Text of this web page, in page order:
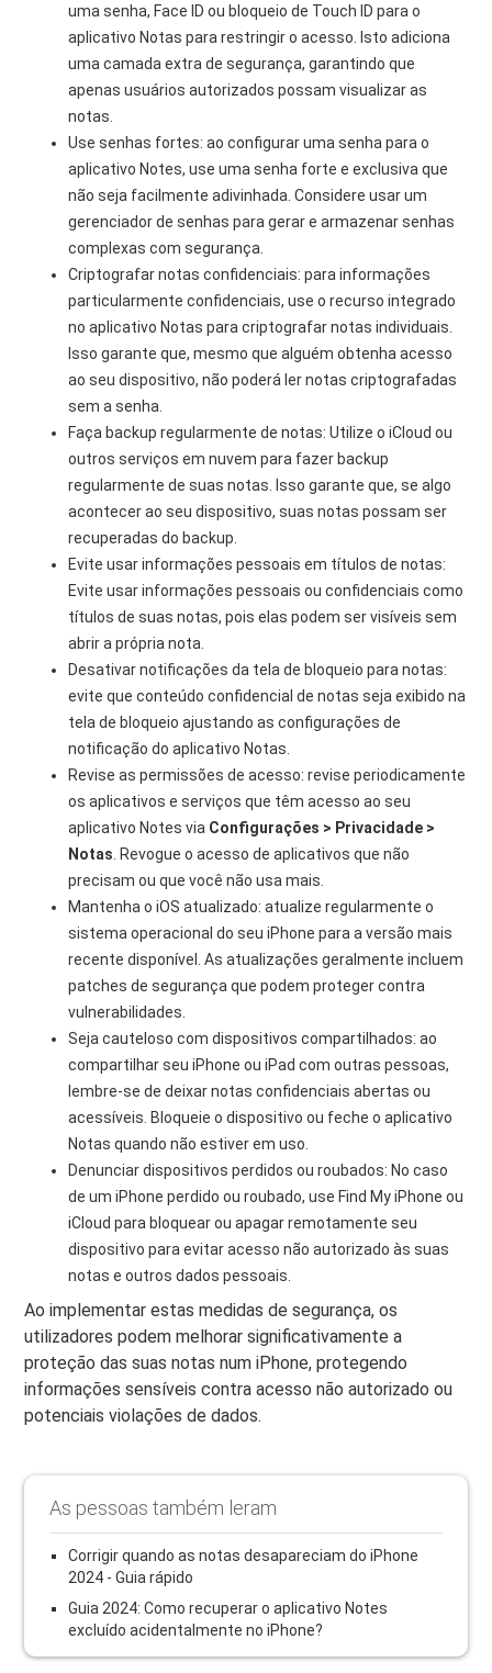
uma senha, Face ID ou bloqueio de Touch ID para o
aplicativo Notas para restringir o acesso. Isto adiciona
uma camada extra de segurança, garantindo que
apenas usuários autorizados possam visualizar as
notas.
Use senhas fortes: ao configurar uma senha para o
aplicativo Notes, use uma senha forte e exclusiva que
não seja facilmente adivinhada. Considere usar um
gerenciador de senhas para gerar e armazenar senhas
complexas com segurança.
Criptografar notas confidenciais: para informações
particularmente confidenciais, use o recurso integrado
no aplicativo Notas para criptografar notas individuais.
Isso garante que, mesmo que alguém obtenha acesso
ao seu dispositivo, não poderá ler notas criptografadas
sem a senha.
Faça backup regularmente de notas: Utilize o iCloud ou
outros serviços em nuvem para fazer backup
regularmente de suas notas. Isso garante que, se algo
acontecer ao seu dispositivo, suas notas possam ser
recuperadas do backup.
Evite usar informações pessoais em títulos de notas:
Evite usar informações pessoais ou confidenciais como
títulos de suas notas, pois elas podem ser visíveis sem
abrir a própria nota.
Desativar notificações da tela de bloqueio para notas:
evite que conteúdo confidencial de notas seja exibido na
tela de bloqueio ajustando as configurações de
notificação do aplicativo Notas.
Revise as permissões de acesso: revise periodicamente
os aplicativos e serviços que têm acesso ao seu
aplicativo Notes via Configurações > Privacidade >
Notas . Revogue o acesso de aplicativos que não
precisam ou que você não usa mais.
Mantenha o iOS atualizado: atualize regularmente o
sistema operacional do seu iPhone para a versão mais
recente disponível. As atualizações geralmente incluem
patches de segurança que podem proteger contra
vulnerabilidades.
Seja cauteloso com dispositivos compartilhados: ao
compartilhar seu iPhone ou iPad com outras pessoas,
lembre-se de deixar notas confidenciais abertas ou
acessíveis. Bloqueie o dispositivo ou feche o aplicativo
Notas quando não estiver em uso.
Denunciar dispositivos perdidos ou roubados: No caso
de um iPhone perdido ou roubado, use Find My iPhone ou
iCloud para bloquear ou apagar remotamente seu
dispositivo para evitar acesso não autorizado às suas
notas e outros dados pessoais.
Ao implementar estas medidas de segurança, os
utilizadores podem melhorar significativamente a
proteção das suas notas num iPhone, protegendo
informações sensíveis contra acesso não autorizado ou
potenciais violações de dados.
As pessoas também leram
Corrigir quando as notas desapareciam do iPhone
2024 - Guia rápido
Guia 2024: Como recuperar o aplicativo Notes
excluído acidentalmente no iPhone?